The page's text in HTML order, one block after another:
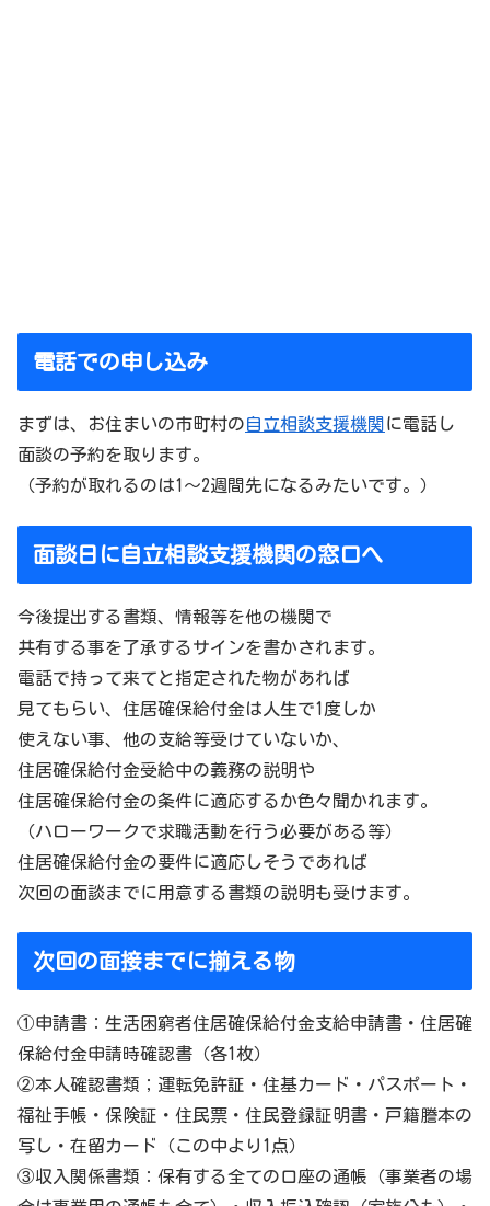
電話での申し込み
まずは、お住まいの市町村の自立相談支援機関 に電話し
面談の予約を取ります。
（予約が取れるのは1～2週間先になるみたいです。）
面談日に自立相談支援機関の窓口へ
今後提出する書類、情報等を他の機関で
共有する事を了承するサインを書かされます。
電話で持って来てと指定された物があれば
見てもらい、住居確保給付金は人生で1度しか
使えない事、他の支給等受けていないか、
住居確保給付金受給中の義務の説明や
住居確保給付金の条件に適応するか色々聞かれます。
（ハローワークで求職活動を行う必要がある等）
住居確保給付金の要件に適応しそうであれば
次回の面談までに用意する書類の説明も受けます。
次回の面接までに揃える物
①申請書：生活困窮者住居確保給付金支給申請書・住居確
保給付金申請時確認書（各1枚）
②本人確認書類；運転免許証・住基カード・パスポート・
福祉手帳・保険証・住民票・住民登録証明書・戸籍謄本の
写し・在留カード（この中より1点）
③収入関係書類：保有する全ての口座の通帳（事業者の場